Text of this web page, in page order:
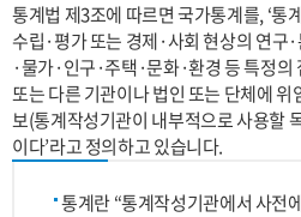
통계법 제3조에 따르면 국가통계를, ‘통
수립·평가 또는 경제·사회 현상의 연구
·물가·인구·주택·문화·환경 등 특정의
또는 다른 기관이나 법인 또는 단체에
보(통계작성기관이 내부적으로 사용할
이다’라고 정의하고 있습니다.
통계란 “통계작성기관에서 사전